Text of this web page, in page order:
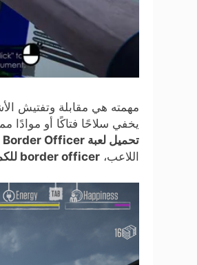
مهمته هي مقابلة وتفتيش
يخفي سلاحًا فتاكًا أو موادًا
تحميل لعبة Border Officer للكمبيوتر من ميديا فاير
اللاعب، border officer للكمبيوتر